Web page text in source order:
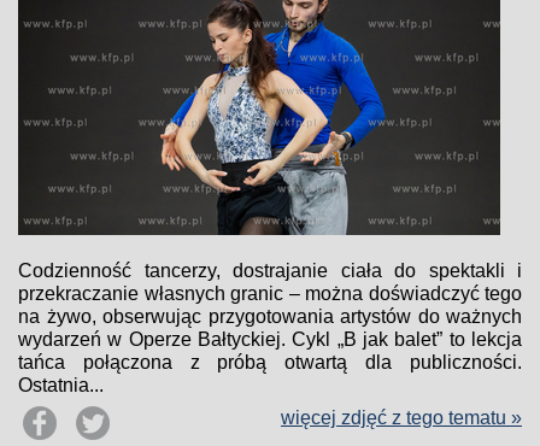
Codzienność tancerzy, dostrajanie ciała do spektakli i
przekraczanie własnych granic – można doświadczyć tego
na żywo, obserwując przygotowania artystów do ważnych
wydarzeń w Operze Bałtyckiej. Cykl „B jak balet” to lekcja
tańca połączona z próbą otwartą dla publiczności.
Ostatnia...
więcej zdjęć z tego tematu »